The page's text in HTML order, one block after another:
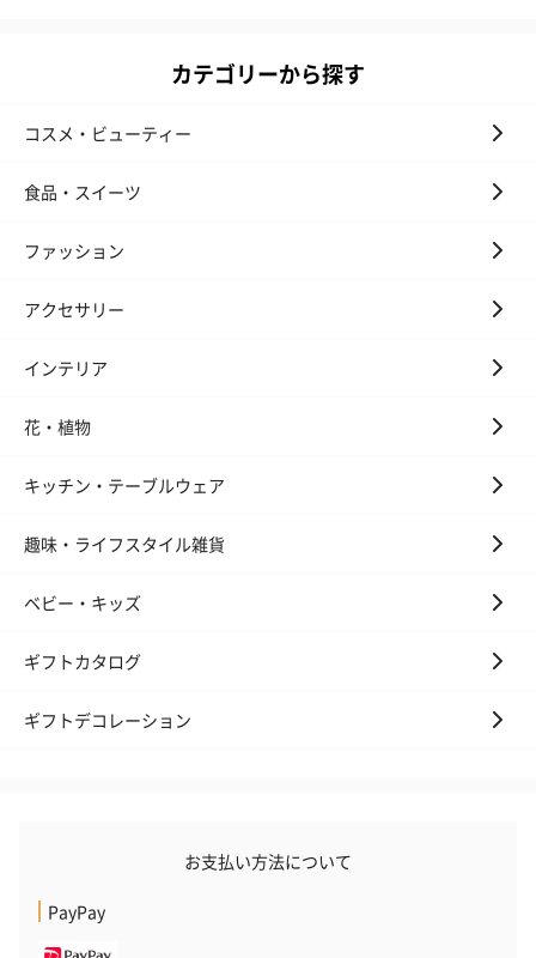
お酒を同梱してお届けいたします。
ディット（712円）
酒（655円）
おつまみ・その他
す。
のオイル漬（塩麹&レモ
カテゴリーから探す
コスメ・ビューティー
食品・スイーツ
ファッション
アクセサリー
インテリア
花・植物
キッチン・テーブルウェア
趣味・ライフスタイル雑貨
ベビー・キッズ
ギフトカタログ
ギフトデコレーション
お支払い方法について
PayPay